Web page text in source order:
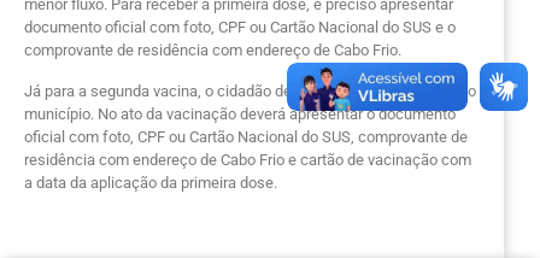
menor fluxo. Para receber a primeira dose, é preciso apresentar
documento oficial com foto, CPF ou Cartão Nacional do SUS e o
comprovante de residência com endereço de Cabo Frio.
Já para a segunda vacina, o cidadão deve ter tomado a primeira no
município. No ato da vacinação deverá apresentar o documento
oficial com foto, CPF ou Cartão Nacional do SUS, comprovante de
residência com endereço de Cabo Frio e cartão de vacinação com
a data da aplicação da primeira dose.